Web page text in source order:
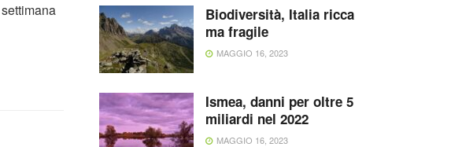
Biodiversità, Italia ricca
ma fragile
MAGGIO 16, 2023
Ismea, danni per oltre 5
miliardi nel 2022
MAGGIO 16, 2023